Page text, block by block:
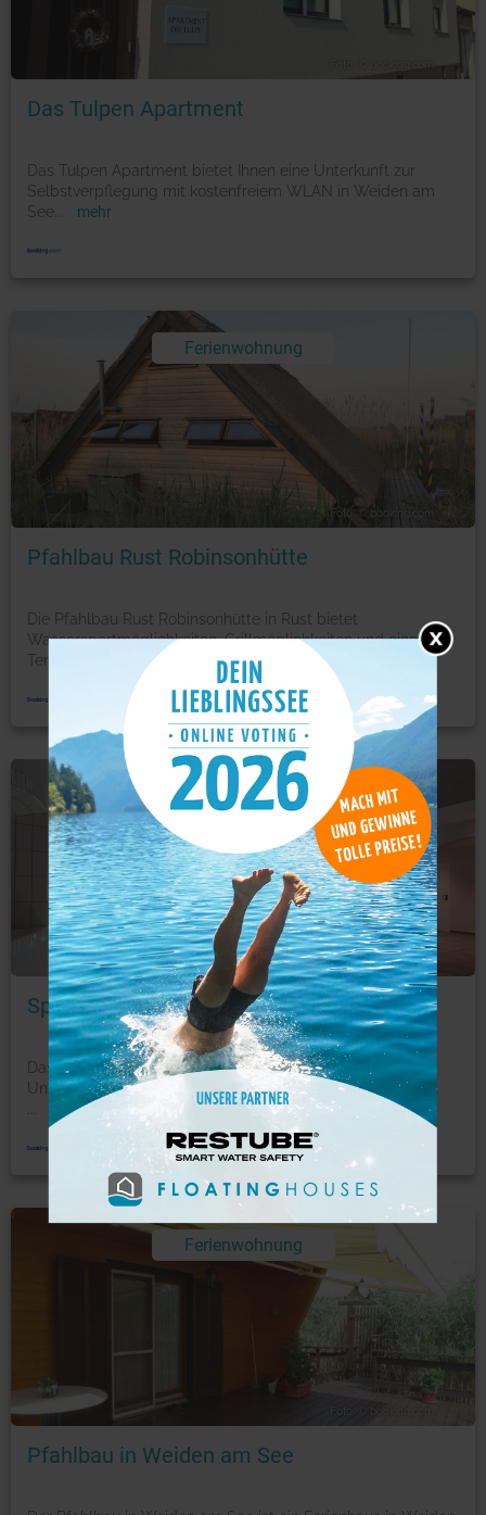
Das Tulpen Apartment
Das Tulpen Apartment bietet Ihnen eine Unterkunft zur
Selbstverpflegung mit kostenfreiem WLAN in Weiden am
See
mehr
Ferienwohnung
Foto: © booking.com
Pfahlbau Rust Robinsonhütte
Die Pfahlbau Rust Robinsonhütte in Rust bietet
Wassersportmöglichkeiten, Grillmöglichkeiten und eine
Terrasse.
Ferienwohnung
Foto: © booking.com
Spa Residenz Neusiedl
Das Spa Residenz Neusiedl in Neusiedl am See bietet
Unterkünfte mit einem Flachbild-TV. Die Unterkunft bietet
mehr
Ferienwohnung
Pfahlbau in Weiden am See